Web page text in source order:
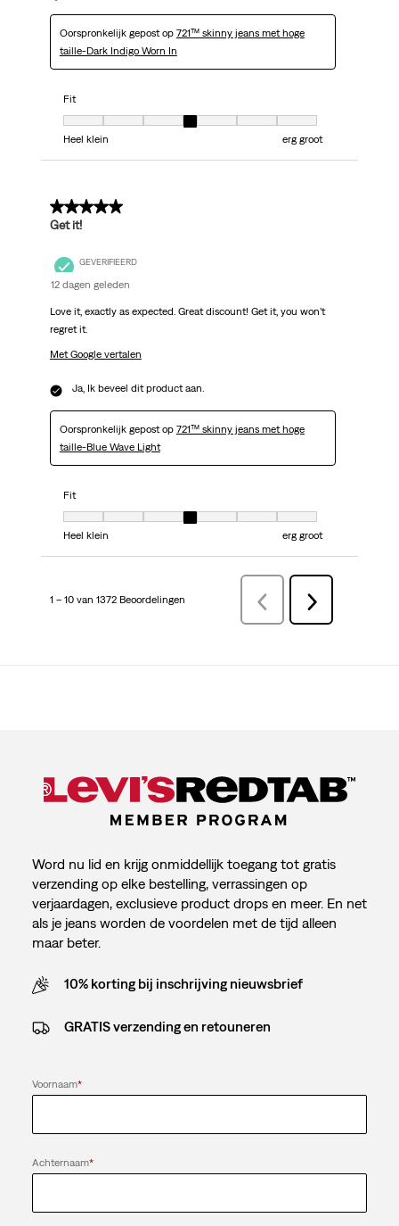
Oorspronkelijk gepost op 721™ skinny jeans met hoge
taille-Dark Indigo Worn In
Fit
Fit, 4 van 7, waarbij 1 gelijk is aan Heel klein en 7 gelijk is aan erg groot
Heel klein
erg groot
5 van 5 sterren.
Get it!
GEVERIFIEERD
12 dagen geleden
Love it, exactly as expected. Great discount! Get it, you won’t
regret it.
Met Google vertalen
Ja, Ik beveel dit product aan.
Oorspronkelijk gepost op 721™ skinny jeans met hoge
taille-Blue Wave Light
Fit
Fit, 4 van 7, waarbij 1 gelijk is aan Heel klein en 7 gelijk is aan erg groot
Heel klein
erg groot
1 – 10 van 1372 Beoordelingen VorigeBeoordelingen
Volgende
Beoordelingen
Word nu lid en krijg onmiddellijk toegang tot gratis
verzending op elke bestelling, verrassingen op
verjaardagen, exclusieve product drops en meer. En net
als je jeans worden de voordelen met de tijd alleen
maar beter.
10% korting bij inschrijving nieuwsbrief
GRATIS verzending en retouneren
Voornaam*
Achternaam*